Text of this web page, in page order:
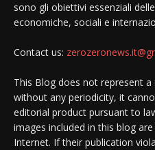
sono gli obiettivi essenziali
economiche, sociali e
Contact us:
This Blog does not represent
without any periodicity, it
editorial product pursuant to
images included in this blog
Internet. If their publication